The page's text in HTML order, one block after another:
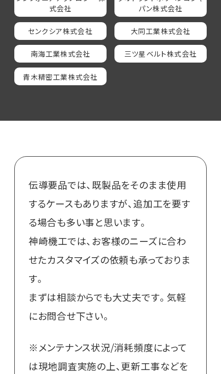
式会社
パン株式会社
センクシア株式会社 大同工業株式会社
南海工業株式会社 三ツ星ベルト株式会社
青木精密工業株式会社
伝導要品では、既製品をそのまま使用
するケースもありますが、追加工を要す
る場合も多い事と思います。
神崎機工では、お客様のニーズに合わ
せたカスタマイズの依頼も承っておりま
す。
まずは相談からでも大丈夫です。気軽
にお問合せ下さい。
※メンテナンス状況/消耗頻度によって
は現地調査実施の上、更新工事などを